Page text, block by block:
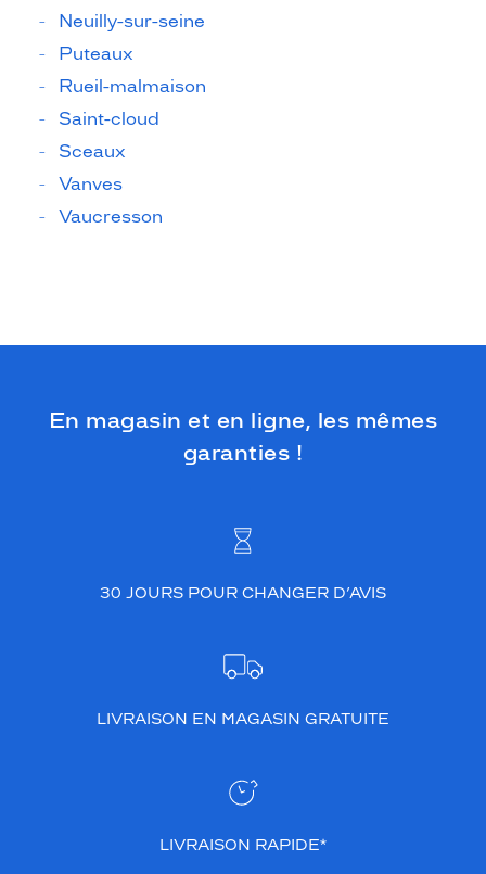
Neuilly-sur-seine
Puteaux
Rueil-malmaison
Saint-cloud
Sceaux
Vanves
Vaucresson
En magasin et en ligne, les mêmes
garanties !
30 JOURS POUR CHANGER D’AVIS
LIVRAISON EN MAGASIN GRATUITE
LIVRAISON RAPIDE*